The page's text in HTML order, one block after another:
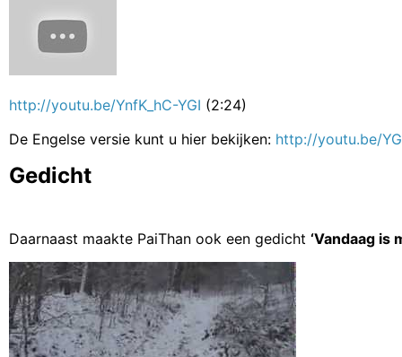
http://youtu.be/YnfK_hC-YGI (2:24)
De Engelse versie kunt u hier bekijken: http://youtu.be/
Gedicht
Daarnaast maakte PaiThan ook een gedicht ‘Vandaag is